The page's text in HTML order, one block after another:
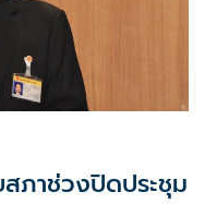
ภาช่วงปิดประชุม